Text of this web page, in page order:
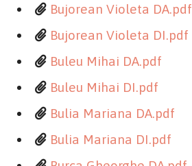
Bujorean Violeta DA.pdf
Bujorean Violeta DI.pdf
Buleu Mihai DA.pdf
Buleu Mihai DI.pdf
Bulia Mariana DA.pdf
Bulia Mariana DI.pdf